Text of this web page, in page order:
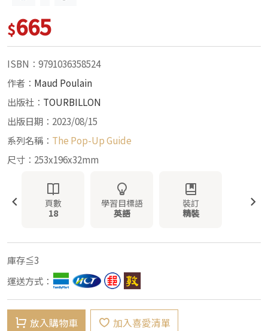
$665
ISBN：9791036358524
作者： Maud Poulain
出版社： TOURBILLON
出版日期：2023/08/15
系列名稱： The Pop-Up Guide
尺寸：253x196x32mm
頁數
18
學習目標語
英語
裝訂
精裝
庫存≦3
運送方式：
放入購物車 加入喜愛清單